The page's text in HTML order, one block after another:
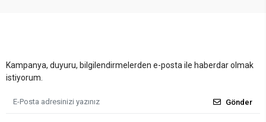
Kampanya, duyuru, bilgilendirmelerden e-posta ile haberdar olmak
istiyorum.
Gönder